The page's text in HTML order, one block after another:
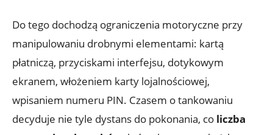
Do tego dochodzą ograniczenia motoryczne przy
manipulowaniu drobnymi elementami: kartą
płatniczą, przyciskami interfejsu, dotykowym
ekranem, włożeniem karty lojalnościowej,
wpisaniem numeru PIN. Czasem o tankowaniu
decyduje nie tyle dystans do pokonania, co liczba